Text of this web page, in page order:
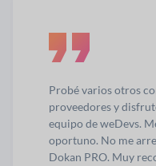
Probé varios otros
proveedores y
equipo de weDevs.
oportuno. No me
Dokan PRO. Muy